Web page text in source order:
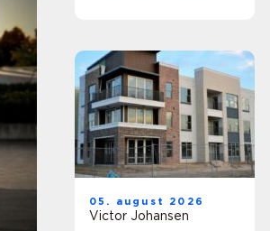
05. august 2026
Victor Johansen